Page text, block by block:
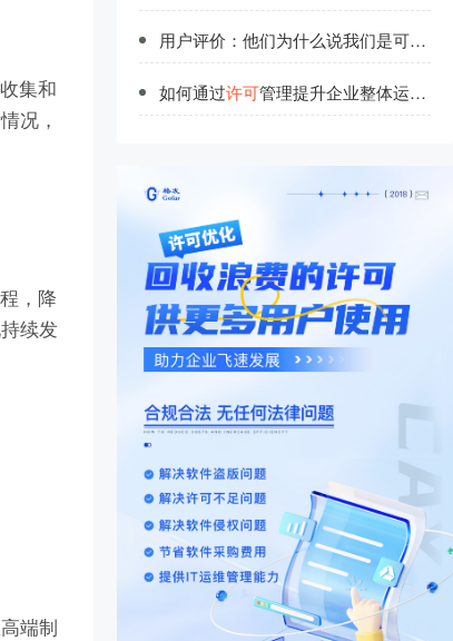
集和
况，
，降
续发
端制
用户评价：他们为什么说我们是可信赖的
如何通过许可管理提升企业整体运营效率？